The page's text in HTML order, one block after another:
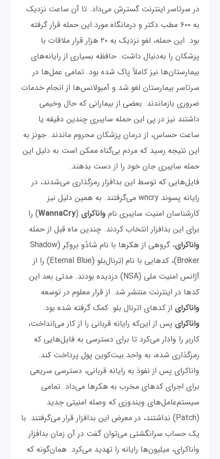
در سرتاسر اینترنت گسترش می‌داد. تا آن ساعت نزدیک
به ۶۰۰ مطب دکتر و درمانگاه مورد این حمله قرار گرفته
بود. این حمله، لغوِ نزدیک به ۲۰ هزار قرار ملاقات با
پزشکان را به‌دنبال داشت. حافظه بسیاری از رایانه‌های
بیمارستان‌ها نیز کاملاً پاک شده بود. تمامی عمل‌ها در
سرتاسر بیمارستان لغو شد و آمبولانس‌ها از انجام خدمات
ضروری بازماندند. بعضی از بیمارانی که حال وخیمی
داشتند نیز در پی این حمله سایبری چندین دقیقه یا
ساعت حساس، از درمان پزشکان محروم ماندند. جونز به
این نتیجه رسید که مردم بی‌گناه ممکن است به دلیل این
حمله سایبری جان خود را از دست بدهند.
فایل‌هایی که توسط این بدافزار رمزگذاری می‌شدند، در
رایانه پسوند wncry می‌گرفتند. به همین دلیل نیز
کارشناسان امنیت سایبری نامواناکرای (
WannaCry) را
برای این بدافزار انتخاب کردند. چندین ماه قبل از حمله
واناکرای
، گروهی از هکرها با نام شادُو بروکِر (Shadow
Broker)، کد‌هایی با نام اِتِرنال‌بلو (Eternal Blue)‌ را از
آژانس امنیت ملی (NSA) دزدیده بودند. مدتی بعد این
کدها در اینترنت منتشر شد. از قرار معلوم در توسعه
واناکرای از کدهای اترنال بلو کمک گرفته شده بود.
واناکرای پس از این‌که رایانه قربانی را از کار می‌ا‌نداخت،
کاربر را وادار می‌کرد تا برای دسترسی به فایل‌هایی که
رمزگذاری شده، به واحد بیت‌کوین پول پرداخت کند.
واناکرای پس از نفوذ به رایانه قربانی، دسترسی سریعی
برای اجرای کدهای مخرب به هکرها می‌داد. تمامی
سیستم‌عامل‌های ویندوزی که وصله امنیتی جدید
(Patch) نداشتند، در معرض این بدافزار قرار می‌گرفتند. با
یک حساب سرانگشتی می‌توان گفت در آن زمان بدافزار
واناکرای، میلیون‌ها رایانه‌ را تهدید می‌کرد. همان‌گونه که